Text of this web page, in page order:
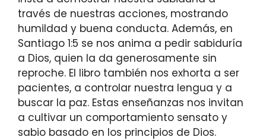
través de nuestras acciones, mostrando
humildad y buena conducta. Además, en
Santiago 1:5 se nos anima a pedir sabiduría
a Dios, quien la da generosamente sin
reproche. El libro también nos exhorta a ser
pacientes, a controlar nuestra lengua y a
buscar la paz. Estas enseñanzas nos invitan
a cultivar un comportamiento sensato y
sabio basado en los principios de Dios.